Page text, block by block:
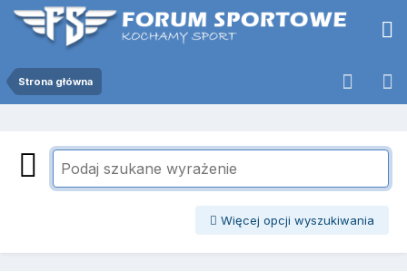
Strona główna
Więcej opcji wyszukiwania